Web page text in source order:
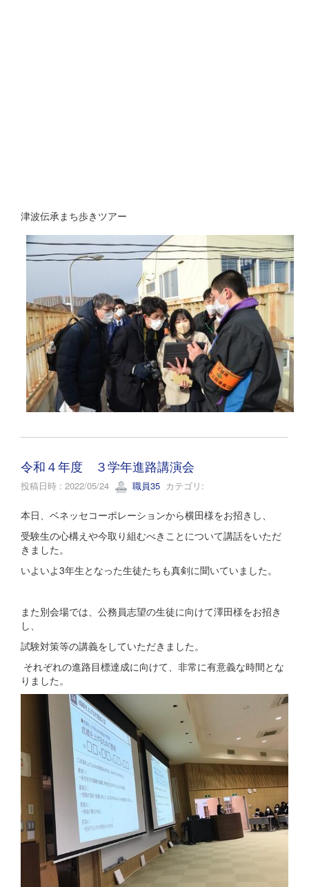
津波伝承まち歩きツアー
令和４年度 ３学年進路講演会
投稿日時 : 2022/05/24 職員35 カテゴリ:
本日、ベネッセコーポレーションから横田様をお招きし、
受験生の心構えや今取り組むべきことについて講話をいただ
きました。
いよいよ3年生となった生徒たちも真剣に聞いていました。
また別会場では、公務員志望の生徒に向けて澤田様をお招き
し、
試験対策等の講義をしていただきました。
それぞれの進路目標達成に向けて、非常に有意義な時間とな
りました。